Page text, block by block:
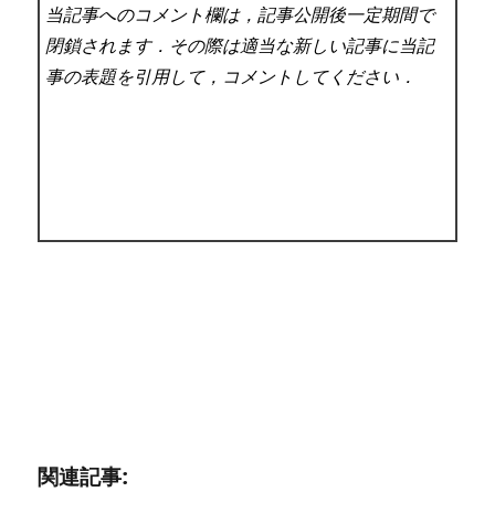
当記事へのコメント欄は，記事公開後一定期間で
閉鎖されます．その際は適当な新しい記事に当記
事の表題を引用して，コメントしてください．
関連記事: